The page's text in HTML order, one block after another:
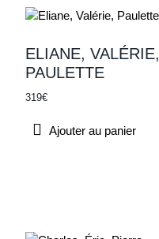
ELIANE, VALÉRIE,
PAULETTE
319€
Ajouter au panier